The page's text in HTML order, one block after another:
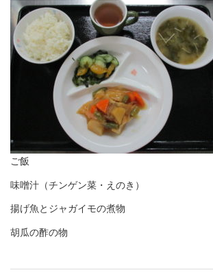
ご飯
味噌汁（チンゲン菜・えのき）
揚げ魚とジャガイモの煮物
胡瓜の酢の物